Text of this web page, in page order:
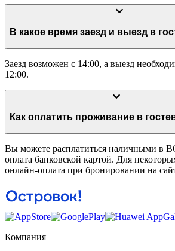
В какое
Заезд возможен с 14:00, а выезд
12:00.
Как оплатить
Вы можете расплатиться наличными в
оплата банковской картой. Для
онлайн-оплата при бронировании на
Компания